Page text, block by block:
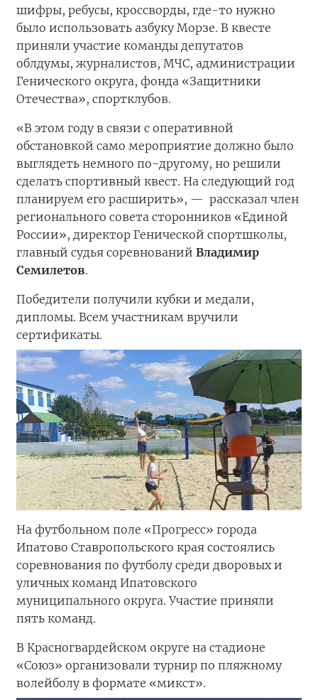
шифры, ребусы, кроссворды, где-то нужно
было использовать азбуку Морзе. В квесте
приняли участие команды депутатов
облдумы, журналистов, МЧС, администрации
Генического округа, фонда «Защитники
Отечества», спортклубов.
«В этом году в связи с оперативной
обстановкой само мероприятие должно было
выглядеть немного по-другому, но решили
сделать спортивный квест. На следующий год
планируем его расширить», — рассказал член
регионального совета сторонников «Единой
России», директор Генической спортшколы,
главный судья соревнований Владимир
Семилетов.
Победители получили кубки и медали,
дипломы. Всем участникам вручили
сертификаты.
На футбольном поле «Прогресс» города
Ипатово Ставропольского края состоялись
соревнования по футболу среди дворовых и
уличных команд Ипатовского
муниципального округа. Участие приняли
пять команд.
В Красногвардейском округе на стадионе
«Союз» организовали турнир по пляжному
волейболу в формате «микст».